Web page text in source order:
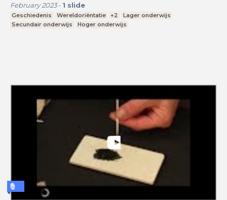
February 2023- 1 slide
Geschiedenis Wereldoriëntatie +2
Lager onderwijs
Secundair onderwijs
Hoger onderwijs